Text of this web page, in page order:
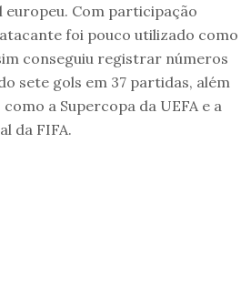
europeu. Com participação
foi pouco utilizado como
conseguiu registrar números
sete gols em 37 partidas, além
a Supercopa da UEFA e a
da FIFA.